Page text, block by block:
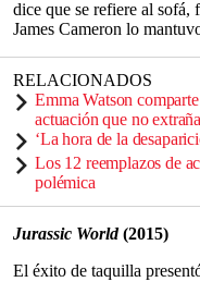
dice que se refiere al
James Cameron lo
RELACIONADOS
Emma Watson
actuación que no extraña
‘La hora de la
Los 12 reemplazos de
polémica
Jurassic World(2015)
El éxito de taquilla